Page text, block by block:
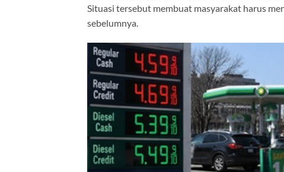
Situasi tersebut membuat masyarakat harus
sebelumnya.